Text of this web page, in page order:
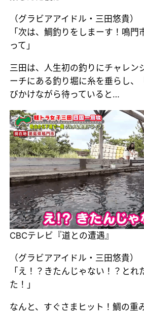
（グラビアアイドル・三田悠貴）
「次は、鯛釣りをしまーす！鳴門
って」
三田は、人生初の釣りにチャレン
ーチにある釣り堀に糸を垂らし、
びかけながら待っていると…
CBCテレビ『道との遭遇』
（グラビアアイドル・三田悠貴）
「え！？きたんじゃない！？とれ
た！」
なんと、すぐさまヒット！鯛の重